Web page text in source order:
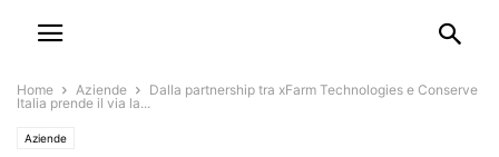
Home Aziende
Dalla partnership tra xFarm Technologies e Conserve
Italia prende il via la...
Aziende